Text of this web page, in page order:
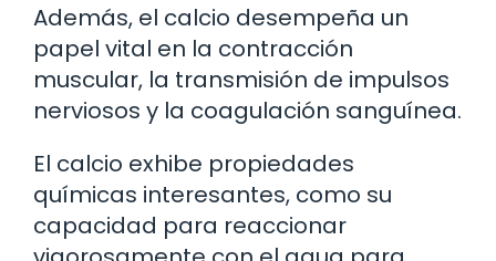
Además, el calcio desempeña un
papel vital en la contracción
muscular, la transmisión de impulsos
nerviosos y la coagulación sanguínea.
El calcio exhibe propiedades
químicas interesantes, como su
capacidad para reaccionar